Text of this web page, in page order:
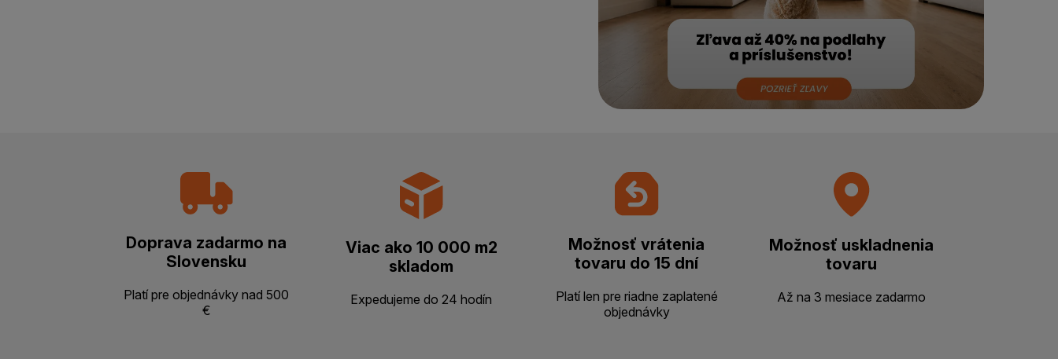
Doprava zadarmo na
Slovensku
Platí pre objednávky nad 500
€
Viac ako 10 000 m2
skladom
Expedujeme do 24 hodín
Možnosť vrátenia
tovaru do 15 dní
Platí len pre riadne zaplatené
objednávky
Možnosť uskladnenia
tovaru
Až na 3 mesiace zadarmo